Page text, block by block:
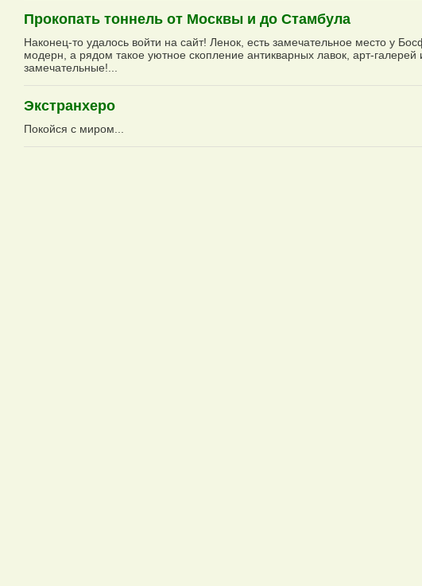
Прокопать тоннель от Москвы и до Стамбула
Наконец-то удалось войти на сайт! Ленок, есть замечательное место у
модерн, а рядом такое уютное скопление антикварных лавок, арт-
замечательные!...
Экстранхеро
Покойся с миром...